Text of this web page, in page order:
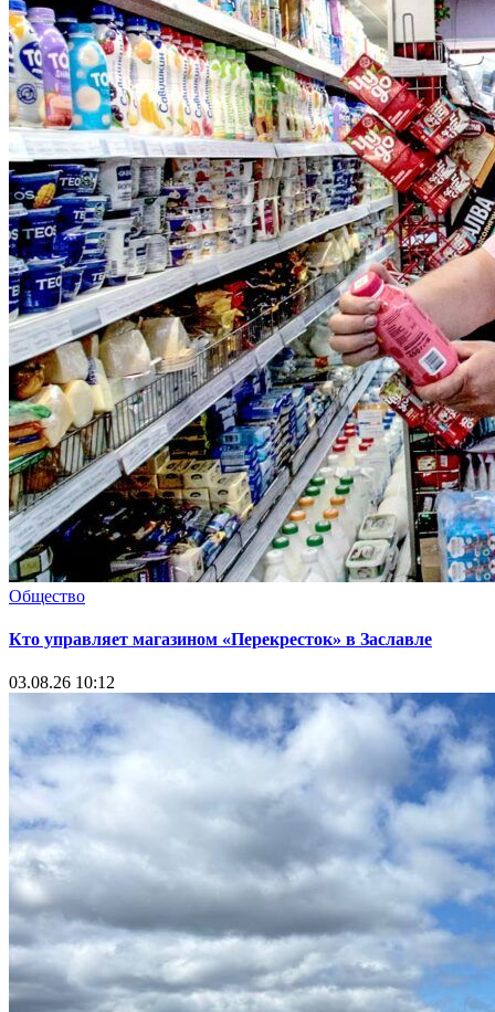
Общество
Кто управляет магазином «Перекресток» в Заславле
03.08.26 10:12